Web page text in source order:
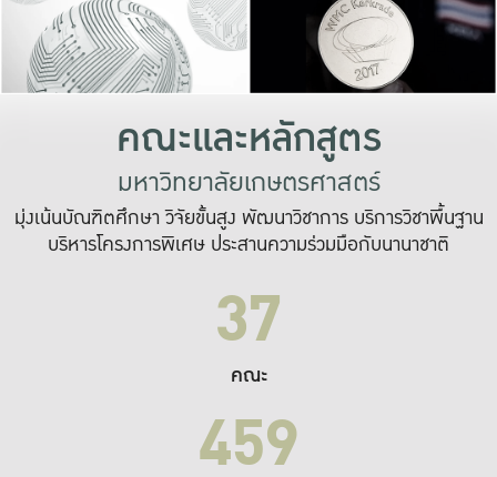
เปลี่ยนแปลง แล
เพื่อทำง
ระบบสารสนเทศ
คณะและหลักสูตร
มหาวิทยาลัยเกษตรศาสตร์
มุ่งเน้นบัณฑิตศึกษา วิจัยขั้นสูง พัฒนาวิชาการ บริการวิชาพื้นฐาน
บริหารโครงการพิเศษ ประสานความร่วมมือกับนานาชาติ
37
คณะ
459